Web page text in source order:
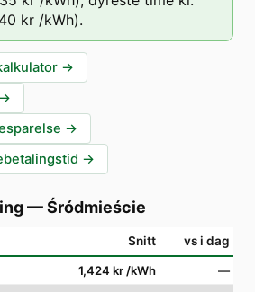
kr /kWh).
→
→
→
→
—Śródmieście
Snitt vs i dag
1,424 kr /kWh
—